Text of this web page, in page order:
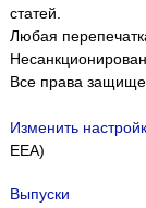
статей.
Любая
Все права
Изменить
EEA)
Выпуски